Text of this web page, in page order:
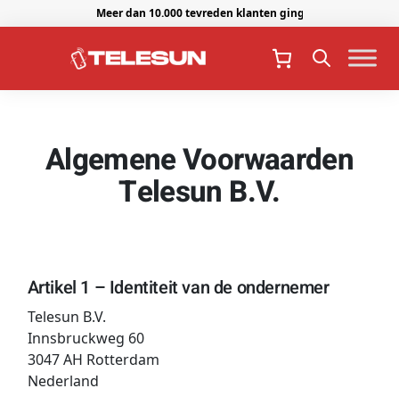
Meer dan 10.000 tevreden klanten gingen je voor.
Algemene Voorwaarden
Telesun B.V.
Artikel 1 – Identiteit van de ondernemer
Telesun B.V.
Innsbruckweg 60
3047 AH Rotterdam
Nederland